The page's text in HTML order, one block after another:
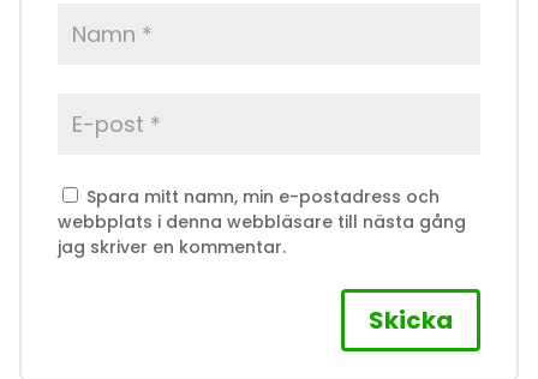
Spara mitt namn, min e-postadress och
webbplats i denna webbläsare till nästa gång
jag skriver en kommentar.